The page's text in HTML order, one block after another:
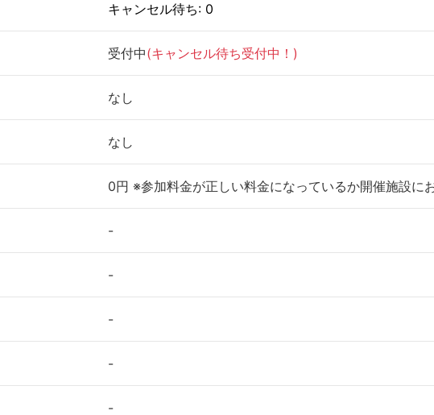
キャンセル待ち: 0
受付中(キャンセル待ち受付中！)
なし
なし
0円 ※参加料金が正しい料金になっているか開催施設に
-
-
-
-
-